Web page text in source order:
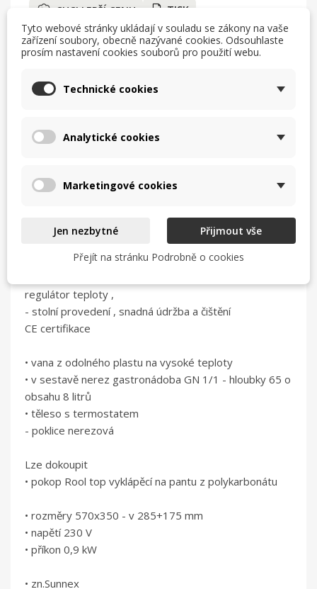
CHCI LEPŠÍ CENU TISK
help_outline MÁM DOTAZ
Popis
Elektrický chafing
poklopem popř. lze dokoupit polykarbonatový
- slouží k udržování a výdeji pokrmů, polévek, omáček
- nepřímý ohřeh , černá povrchová barva , vyjímatelná
regulátor teploty ,
- stolní provedení , snadná údržba a čištění
CE certifikace
• vana z odolného plastu na vysoké teploty
• v sestavě nerez gastronádoba GN 1/1 - hloubky 65 o
obsahu 8 litrů
• těleso s termostatem
- poklice nerezová
Lze dokoupit
• pokop Rool top vyklápěcí na pantu z polykarbonátu
• rozměry 570x350 - v 285+175 mm
• napětí 230 V
• příkon 0,9 kW
• zn.Sunnex
Tyto webové stránky ukládají v souladu se zákony na vaše
zařízení soubory, obecně nazývané cookies. Odsouhlaste
prosím nastavení cookies souborů pro použití webu.
Technické cookies
Analytické cookies
Marketingové cookies
Jen nezbytné
Přijmout vše
Přejít na stránku Podrobně o cookies